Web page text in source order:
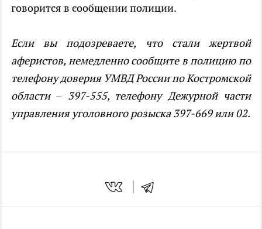
говорится в сообщении полиции.
Если вы подозреваете, что стали жертвой
аферистов, немедленно сообщите в полицию по
телефону доверия УМВД России по Костромской
области – 397-555, телефону Дежурной части
управления уголовного розыска 397-669 или 02.